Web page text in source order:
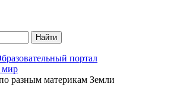
Найти
портал
разным материкам Земли